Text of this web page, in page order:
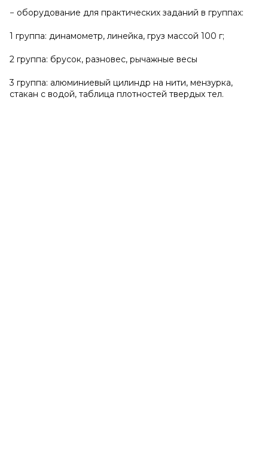
− оборудование для практических заданий в группах:
1 группа: динамометр, линейка, груз массой 100 г;
2 группа: брусок, разновес, рычажные весы
3 группа: алюминиевый цилиндр на нити, мензурка,
стакан с водой, таблица плотностей твердых тел.